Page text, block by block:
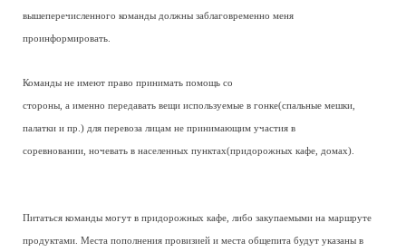
вышеперечисленного команды должны заблаговременно меня
проинформировать.
Команды не имеют право принимать помощь со
стороны, а именно передавать вещи используемые в гонке(спальные мешки,
палатки и пр.) для перевоза лицам не принимающим участия в
соревновании, ночевать в населенных пунктах(придорожных кафе, домах).
Питаться команды могут в придорожных кафе, либо закупаемыми на маршруте
продуктами. Места пополнения провизией и места общепита будут указаны в